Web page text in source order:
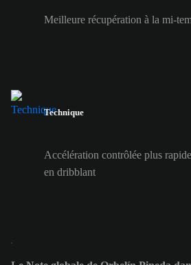
Meilleure récupération à la mi-
Technique
Accélération contrôlée plus
en dribblant